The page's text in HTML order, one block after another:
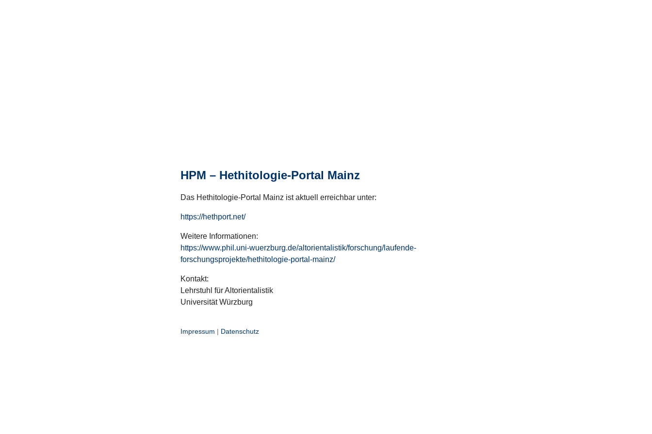
HPM – Hethitologie-Portal Mainz
Das Hethitologie-Portal Mainz ist aktuell erreichbar unter:
https://hethport.net/
Weitere Informationen:
https://www.phil.uni-wuerzburg.de/altorientalistik/forschung/laufende-
forschungsprojekte/hethitologie-portal-mainz/
Kontakt:
Lehrstuhl für Altorientalistik
Universität Würzburg
Impressum | Datenschutz